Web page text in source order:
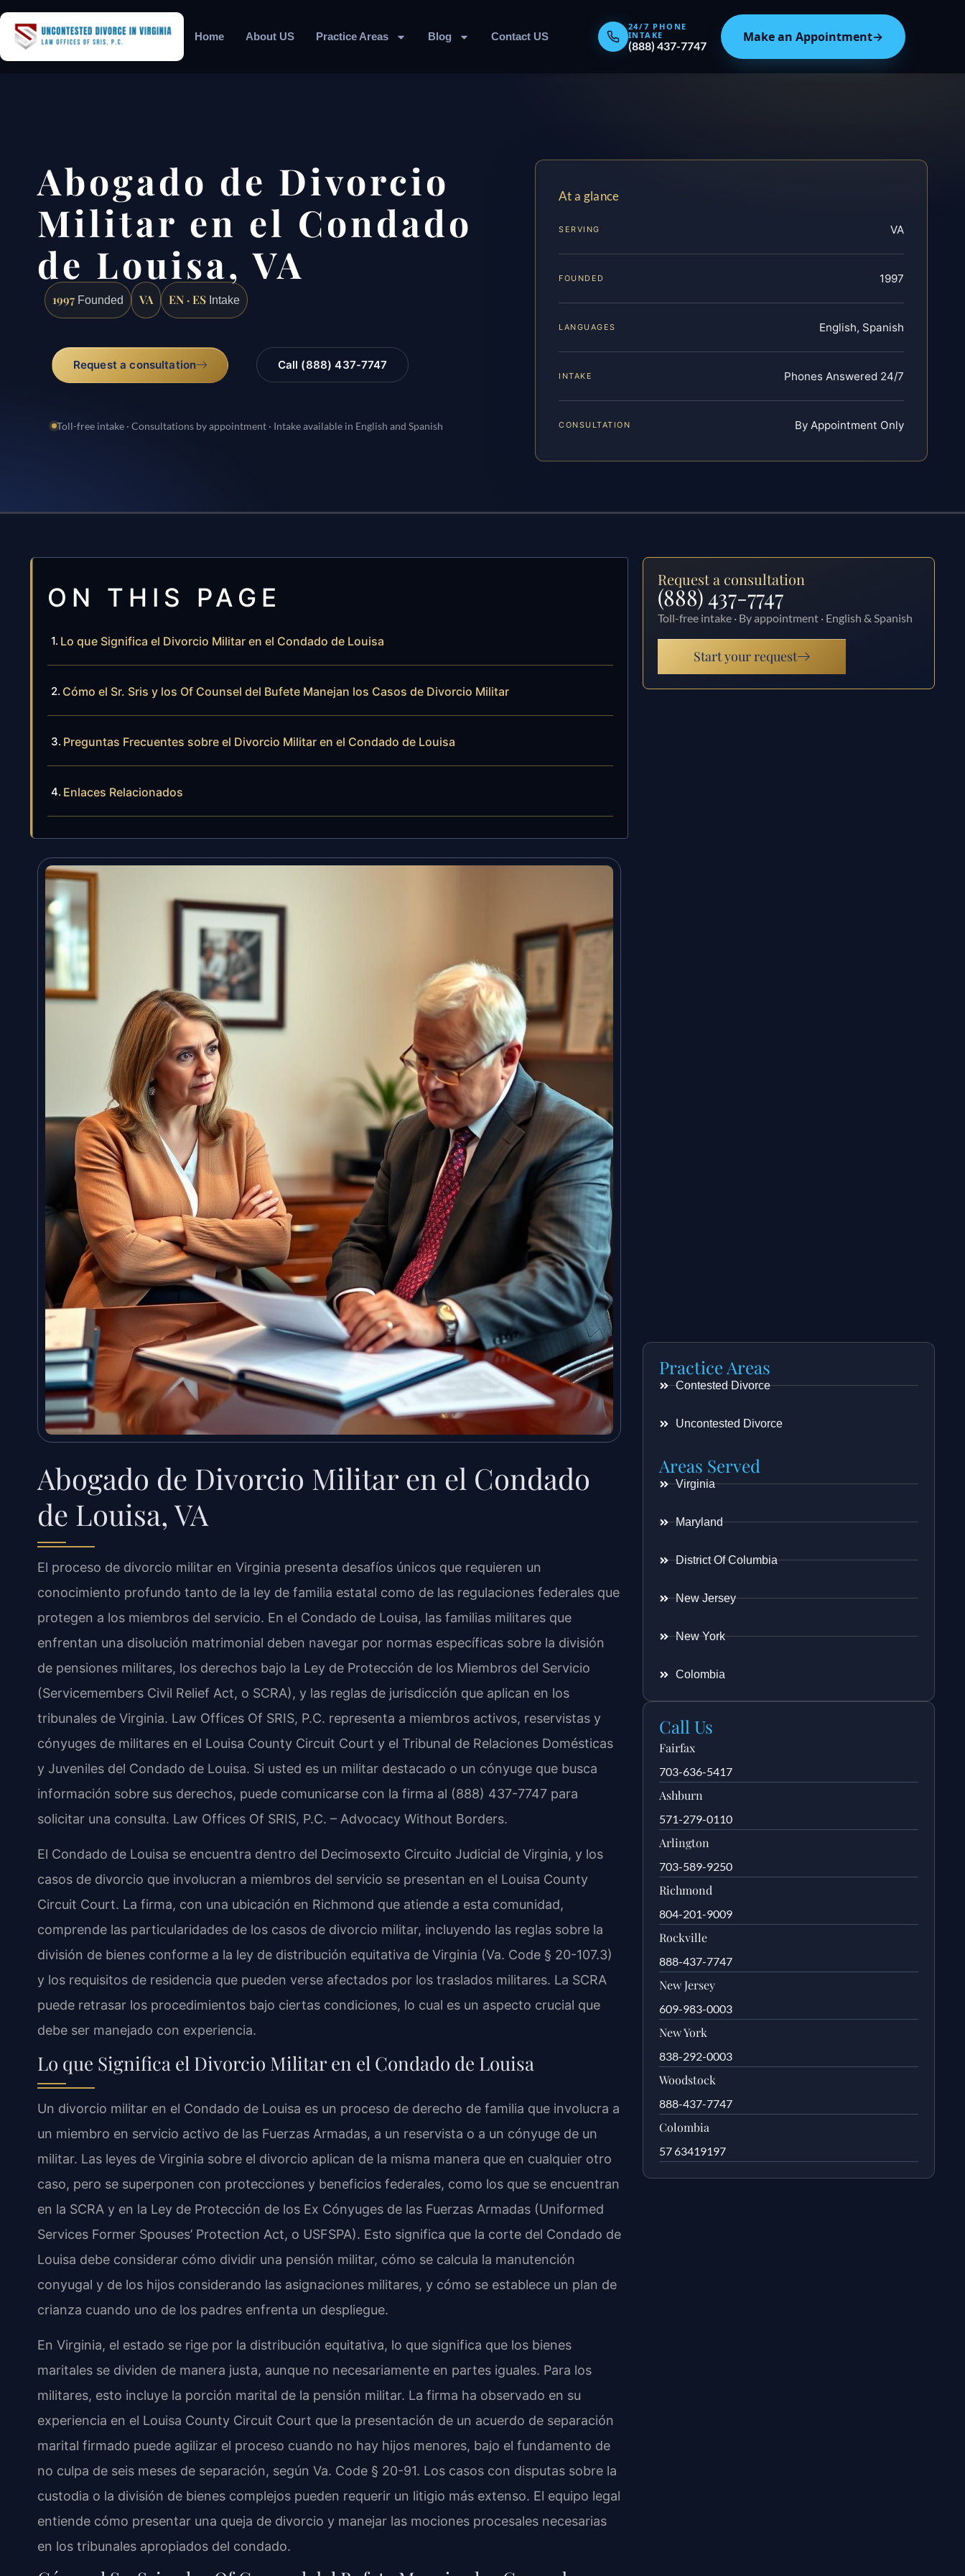
Home About US Practice Areas Blog Contact US
24/7 PHONE
INTAKE
(888) 437-7747
Make an Appointment→
Abogado de Divorcio
Militar en el Condado
de Louisa, VA
1997 Founded VA EN · ES Intake
Request a consultation Call (888) 437-7747
Toll-free intake · Consultations by appointment · Intake available in English and Spanish
At a glance
SERVING VA
FOUNDED 1997
LANGUAGES English, Spanish
INTAKE Phones Answered 24/7
CONSULTATION By Appointment Only
ON THIS PAGE
Lo que Significa el Divorcio Militar en el Condado de Louisa
Cómo el Sr. Sris y los Of Counsel del Bufete Manejan los Casos de Divorcio Militar
Preguntas Frecuentes sobre el Divorcio Militar en el Condado de Louisa
Enlaces Relacionados
Abogado de Divorcio Militar en el Condado
de Louisa, VA
El proceso de divorcio militar en Virginia presenta desafíos únicos que requieren un
conocimiento profundo tanto de la ley de familia estatal como de las regulaciones federales que
protegen a los miembros del servicio. En el Condado de Louisa, las familias militares que
enfrentan una disolución matrimonial deben navegar por normas específicas sobre la división
de pensiones militares, los derechos bajo la Ley de Protección de los Miembros del Servicio
(Servicemembers Civil Relief Act, o SCRA), y las reglas de jurisdicción que aplican en los
tribunales de Virginia. Law Offices Of SRIS, P.C. representa a miembros activos, reservistas y
cónyuges de militares en el Louisa County Circuit Court y el Tribunal de Relaciones Domésticas
y Juveniles del Condado de Louisa. Si usted es un militar destacado o un cónyuge que busca
información sobre sus derechos, puede comunicarse con la firma al (888) 437-7747 para
solicitar una consulta. Law Offices Of SRIS, P.C. – Advocacy Without Borders.
El Condado de Louisa se encuentra dentro del Decimosexto Circuito Judicial de Virginia, y los
casos de divorcio que involucran a miembros del servicio se presentan en el Louisa County
Circuit Court. La firma, con una ubicación en Richmond que atiende a esta comunidad,
comprende las particularidades de los casos de divorcio militar, incluyendo las reglas sobre la
división de bienes conforme a la ley de distribución equitativa de Virginia (Va. Code § 20-107.3)
y los requisitos de residencia que pueden verse afectados por los traslados militares. La SCRA
puede retrasar los procedimientos bajo ciertas condiciones, lo cual es un aspecto crucial que
debe ser manejado con experiencia.
Lo que Significa el Divorcio Militar en el Condado de Louisa
Un divorcio militar en el Condado de Louisa es un proceso de derecho de familia que involucra a
un miembro en servicio activo de las Fuerzas Armadas, a un reservista o a un cónyuge de un
militar. Las leyes de Virginia sobre el divorcio aplican de la misma manera que en cualquier otro
caso, pero se superponen con protecciones y beneficios federales, como los que se encuentran
en la SCRA y en la Ley de Protección de los Ex Cónyuges de las Fuerzas Armadas (Uniformed
Services Former Spouses’ Protection Act, o USFSPA). Esto significa que la corte del Condado de
Louisa debe considerar cómo dividir una pensión militar, cómo se calcula la manutención
conyugal y de los hijos considerando las asignaciones militares, y cómo se establece un plan de
crianza cuando uno de los padres enfrenta un despliegue.
En Virginia, el estado se rige por la distribución equitativa, lo que significa que los bienes
maritales se dividen de manera justa, aunque no necesariamente en partes iguales. Para los
militares, esto incluye la porción marital de la pensión militar. La firma ha observado en su
experiencia en el Louisa County Circuit Court que la presentación de un acuerdo de separación
marital firmado puede agilizar el proceso cuando no hay hijos menores, bajo el fundamento de
no culpa de seis meses de separación, según Va. Code § 20-91. Los casos con disputas sobre la
custodia o la división de bienes complejos pueden requerir un litigio más extenso. El equipo legal
entiende cómo presentar una queja de divorcio y manejar las mociones procesales necesarias
en los tribunales apropiados del condado.
Request a consultation
(888) 437-7747
Toll-free intake · By appointment · English & Spanish
Start your request
Practice Areas
Contested Divorce
Uncontested Divorce
Areas Served
Virginia
Maryland
District Of Columbia
New Jersey
New York
Colombia
Call Us
Fairfax
703-636-5417
Ashburn
571-279-0110
Arlington
703-589-9250
Richmond
804-201-9009
Rockville
888-437-7747
New Jersey
609-983-0003
New York
838-292-0003
Woodstock
888-437-7747
Colombia
57 63419197